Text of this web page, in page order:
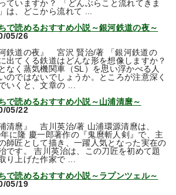
ていますか？ 「どんぶらこと流れてきま
は、どこから流れて ...
で読めるおすすめ小説～銀河鉄道の夜～
05/26
河鉄道の夜』 宮沢 賢治/著 「銀河鉄道の
出てくる鉄道はどんな形を想像しますか？
なく蒸気機関車（SL）を思い浮かべる人
のではないでしょうか。ところが注意深く
いくと、文章の ...
で読めるおすすめ小説～山浦清麿～
05/22
浦清麿』 吉川英治/著 山浦環源清麿は、
に隆 慶一郎著作の『鬼麿斬人剣』で、主
師匠として描き、一躍人気となった実在の
です。 吉川英治は、この刀匠を初めて題
り上げた作家で ...
で読めるおすすめ小説～ラプンツェル～
05/19